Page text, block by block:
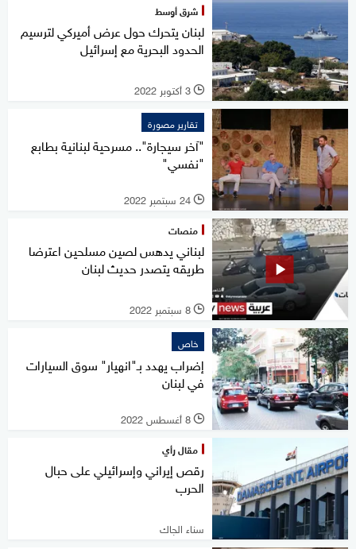
شرق أوسط
لبنان يتحرك حول عرض أميركي لترسيم
الحدود البحرية مع إسرائيل
l 3 أكتوبر 2022
تقارير مصورة
"آخر سيجارة".. مسرحية لبنانية بطابع
"نفسي"
l 24 سبتمبر 2022
منصات
لبناني يدهس لصين مسلحين اعترضا
طريقه يتصدر حديث لبنان
l 8 سبتمبر 2022
خاص
إضراب يهدد بـ"انهيار" سوق السيارات
في لبنان
l 8 أغسطس 2022
مقال رأي
رقص إيراني وإسرائيلي على حبال
الحرب
سناء الجاك